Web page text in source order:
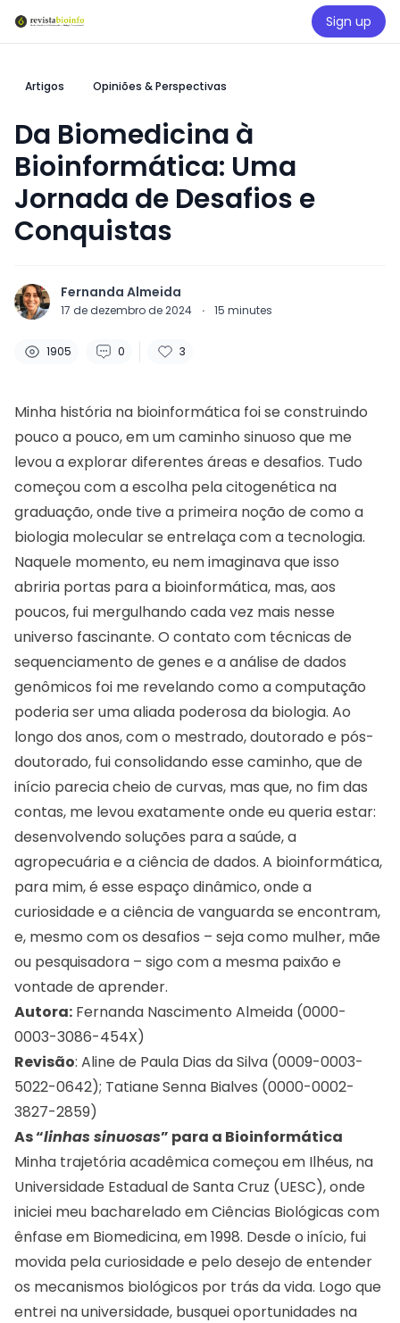
Sign up
Artigos Opiniões & Perspectivas
Da Biomedicina à
Bioinformática: Uma
Jornada de Desafios e
Conquistas
Fernanda Almeida
17 de dezembro de 2024 · 15 minutes
1905 0 3
Minha história na bioinformática foi se construindo
pouco a pouco, em um caminho sinuoso que me
levou a explorar diferentes áreas e desafios. Tudo
começou com a escolha pela citogenética na
graduação, onde tive a primeira noção de como a
biologia molecular se entrelaça com a tecnologia.
Naquele momento, eu nem imaginava que isso
abriria portas para a bioinformática, mas, aos
poucos, fui mergulhando cada vez mais nesse
universo fascinante. O contato com técnicas de
sequenciamento de genes e a análise de dados
genômicos foi me revelando como a computação
poderia ser uma aliada poderosa da biologia. Ao
longo dos anos, com o mestrado, doutorado e pós-
doutorado, fui consolidando esse caminho, que de
início parecia cheio de curvas, mas que, no fim das
contas, me levou exatamente onde eu queria estar:
desenvolvendo soluções para a saúde, a
agropecuária e a ciência de dados. A bioinformática,
para mim, é esse espaço dinâmico, onde a
curiosidade e a ciência de vanguarda se encontram,
e, mesmo com os desafios – seja como mulher, mãe
ou pesquisadora – sigo com a mesma paixão e
vontade de aprender.
Autora: Fernanda Nascimento Almeida (0000-
0003-3086-454X)
Revisão: Aline de Paula Dias da Silva (0009-0003-
5022-0642); Tatiane Senna Bialves (0000-0002-
3827-2859)
As “linhas sinuosas” para a Bioinformática
Minha trajetória acadêmica começou em Ilhéus, na
Universidade Estadual de Santa Cruz (UESC), onde
iniciei meu bacharelado em Ciências Biológicas com
ênfase em Biomedicina, em 1998. Desde o início, fui
movida pela curiosidade e pelo desejo de entender
os mecanismos biológicos por trás da vida. Logo que
entrei na universidade, busquei oportunidades na